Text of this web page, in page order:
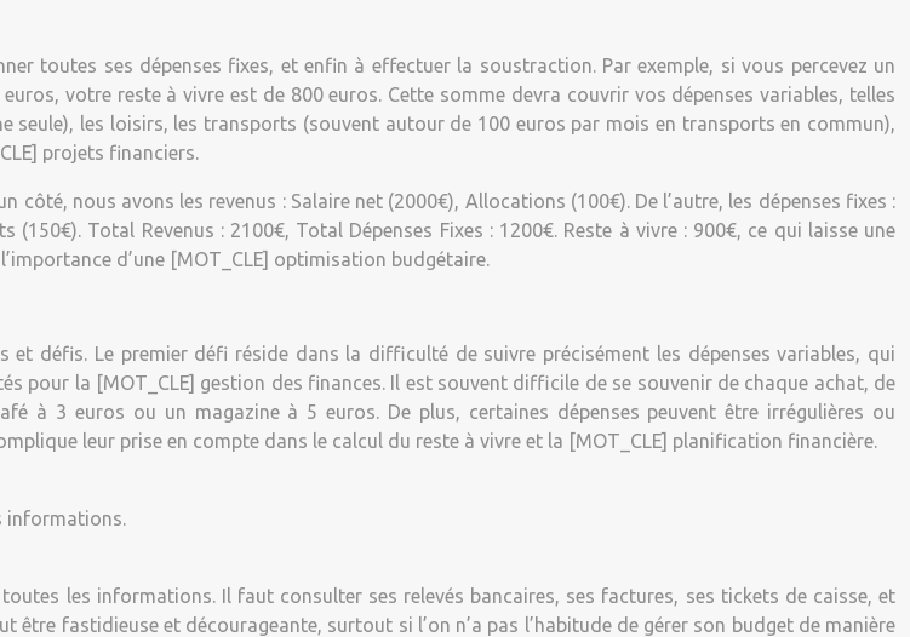
toutes ses dépenses fixes, et enfin à effectuer la soustraction. Par exemple, si vous percevez un
votre reste à vivre est de 800 euros. Cette somme devra couvrir vos dépenses variables, telles
seule), les loisirs, les transports (souvent autour de 100 euros par mois en transports en commun),
projets financiers.
nous avons les revenus : Salaire net (2000€), Allocations (100€). De l’autre, les dépenses fixes :
Total Revenus : 2100€, Total Dépenses Fixes : 1200€. Reste à vivre : 900€, ce qui laisse une
d’une [MOT_CLE] optimisation budgétaire.
défis. Le premier défi réside dans la difficulté de suivre précisément les dépenses variables, qui
la [MOT_CLE] gestion des finances. Il est souvent difficile de se souvenir de chaque achat, de
à 3 euros ou un magazine à 5 euros. De plus, certaines dépenses peuvent être irrégulières ou
leur prise en compte dans le calcul du reste à vivre et la [MOT_CLE] planification financière.
informations.
les informations. Il faut consulter ses relevés bancaires, ses factures, ses tickets de caisse, et
fastidieuse et décourageante, surtout si l’on n’a pas l’habitude de gérer son budget de manière